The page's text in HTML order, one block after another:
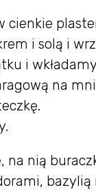
cienkie
i solą i
i
na
na nią
bazylią